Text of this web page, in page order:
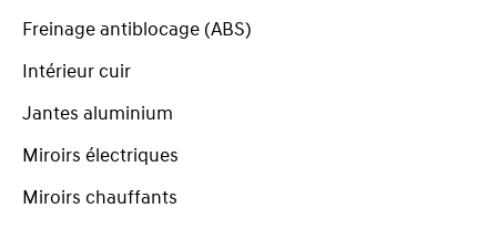
Freinage antiblocage (ABS)
Intérieur cuir
Jantes aluminium
Miroirs électriques
Miroirs chauffants